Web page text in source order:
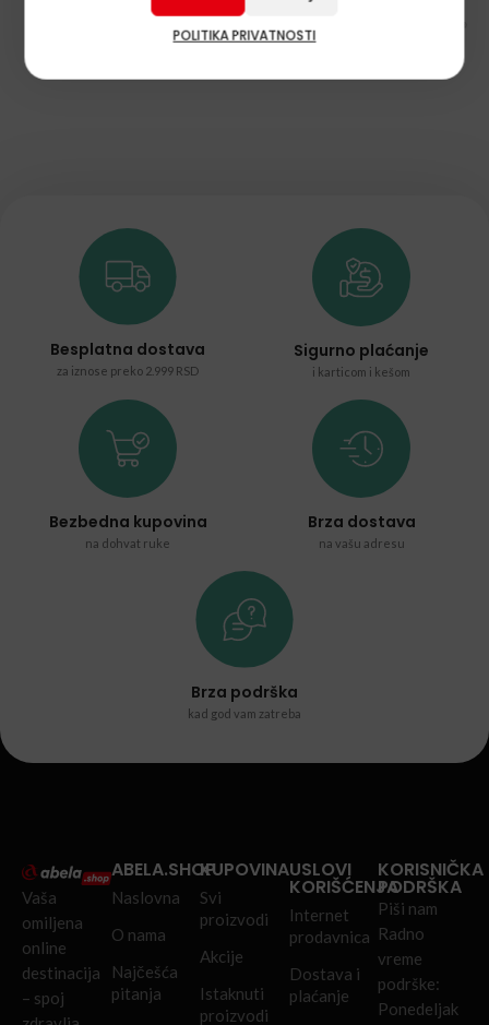
POLITIKA PRIVATNOSTI
Besplatna dostava
za iznose preko 2.999 RSD
Sigurno plaćanje
i karticom i kešom
Bezbedna kupovina
na dohvat ruke
Brza dostava
na vašu adresu
Brza podrška
kad god vam zatreba
Vaša
omiljena
online
destinacija
– spoj
ABELA.SHOP
Naslovna
O nama
Najčešća
pitanja
KUPOVINA
Svi
proizvodi
Akcije
Istaknuti
proizvodi
USLOVI
KORIŠĆENJA
Internet
prodavnica
Dostava i
plaćanje
KORISNIČKA
PODRŠKA
Piši nam
Radno
vreme
podrške:
Ponedeljak